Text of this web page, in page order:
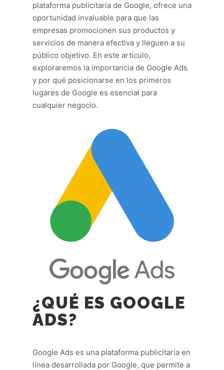
plataforma publicitaria de Google, ofrece una
oportunidad invaluable para que las
empresas promocionen sus productos y
servicios de manera efectiva y lleguen a su
público objetivo. En este artículo,
exploraremos la importancia de Google Ads
y por qué posicionarse en los primeros
lugares de Google es esencial para
cualquier negocio.
¿QUÉ ES GOOGLE
ADS?
Google Ads es una plataforma publicitaria en
línea desarrollada por Google, que permite a